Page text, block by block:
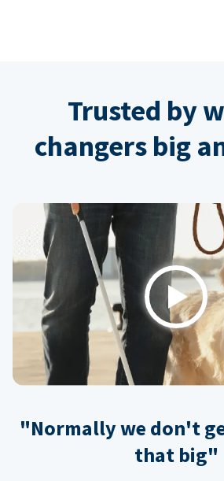
Trusted by
changers big
Play
"Normally we don't
that big"